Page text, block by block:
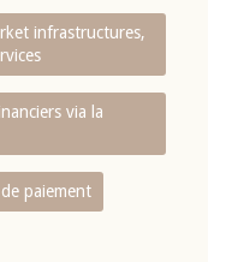
infrastructures,
via la
paiement